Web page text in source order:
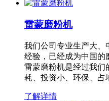
雷蒙磨粉机
我们公司专业生产大、
经验，已经成为中国的
雷蒙磨粉机是经过我们
耗、投资小、环保、
了解详情